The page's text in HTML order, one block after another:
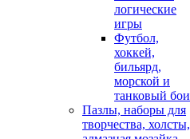
логические
игры
Футбол,
хоккей,
бильярд,
морской и
танковый бои
Пазлы, наборы для
творчества, холсты,